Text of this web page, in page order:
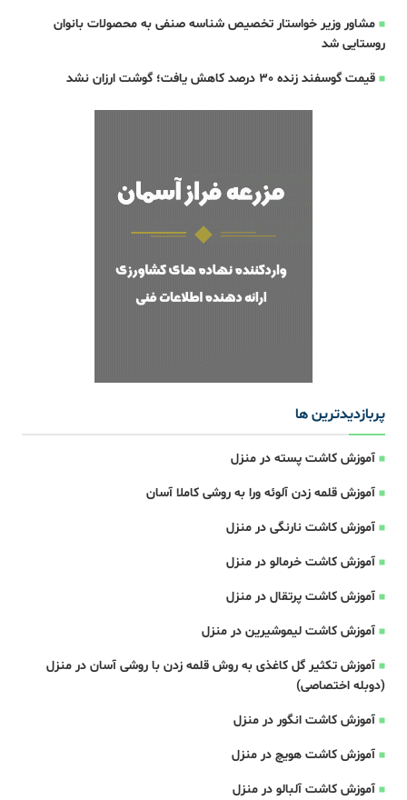
مشاور وزیر خواستار تخصیص شناسه صنفی به محصولات بانوان
روستایی شد
قیمت گوسفند زنده 30 درصد کاهش یافت؛ گوشت ارزان نشد
پربازدیدترین ها
آموزش کاشت پسته در منزل
آموزش قلمه زدن آلوئه ورا به روشی کاملا آسان
آموزش کاشت نارنگی در منزل
آموزش کاشت خرمالو در منزل
آموزش کاشت پرتقال در منزل
آموزش کاشت لیموشیرین در منزل
آموزش تکثیر گل کاغذی به روش قلمه زدن با روشی آسان در منزل
(دوبله اختصاصی)
آموزش کاشت انگور در منزل
آموزش کاشت هویچ در منزل
آموزش کاشت آلبالو در منزل